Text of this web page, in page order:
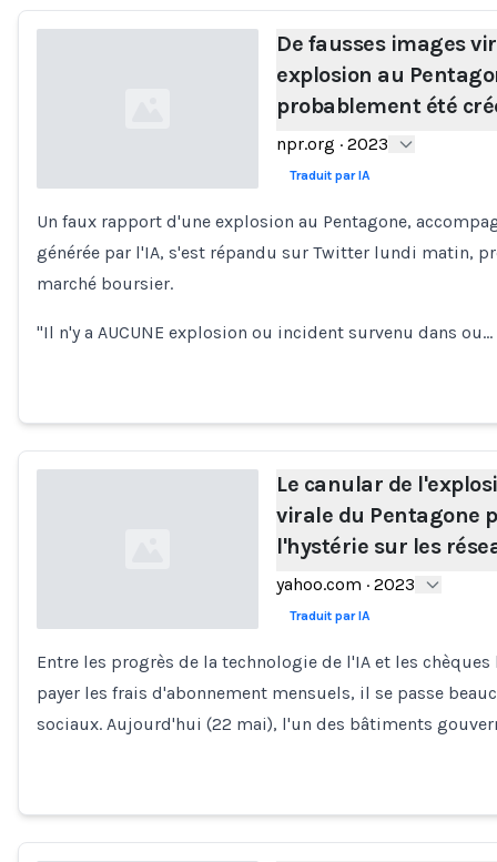
De fausses images
explosion au
probablement été
npr.org · 2023
Traduit par IA
Un faux rapport d'une explosion au Pentagone,
générée par l'IA, s'est répandu sur Twitter lundi matin,
marché boursier.
"Il n'y a AUCUNE explosion ou incident survenu dans ou…
Le canular de
virale du Pentagone
l'hystérie sur les
yahoo.com · 2023
Traduit par IA
Entre les progrès de la technologie de l'IA et les
payer les frais d'abonnement mensuels, il se passe
sociaux. Aujourd'hui (22 mai), l'un des bâtiments